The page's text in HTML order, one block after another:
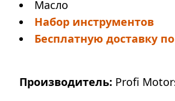
Масло
Набор инструментов
Бесплатную доставку
Производитель: Profi